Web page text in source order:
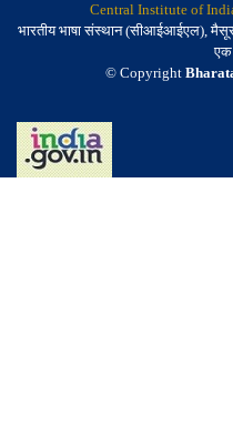
Central Institute of
भारतीय भाषा संस्थान (सीआईआईएल), मैसूर
एक
© Copyright